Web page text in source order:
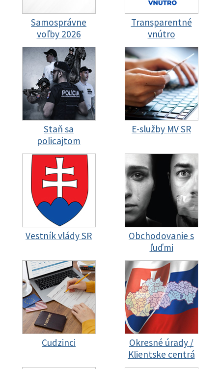
Samosprávne
voľby 2026
Transparentné
vnútro
Staň sa
policajtom
E-služby MV SR
Vestník vlády SR
Obchodovanie s
ľuďmi
Cudzinci
Okresné úrady /
Klientske centrá